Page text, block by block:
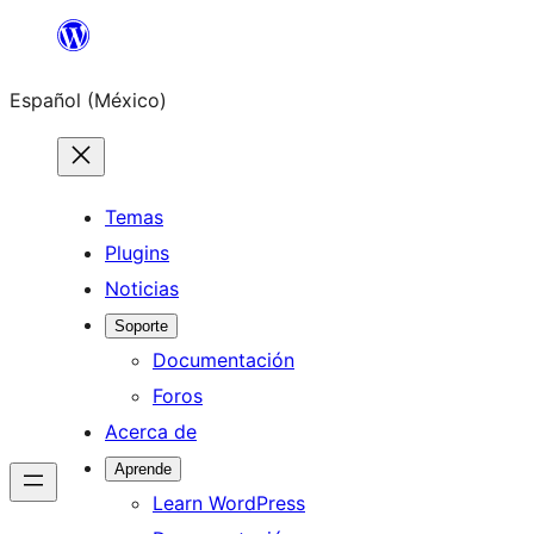
Saltar
contenido
Español (México)
Temas
Plugins
Noticias
Soporte
Documentación
Foros
Acerca de
Aprende
Learn WordPress